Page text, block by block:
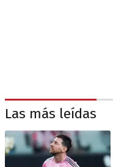
Las más leídas